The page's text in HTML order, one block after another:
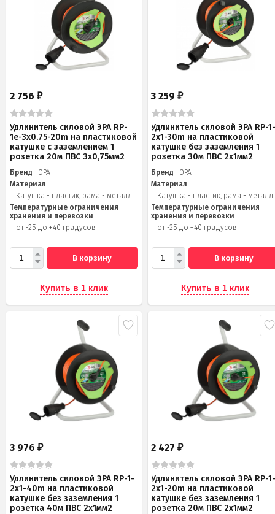
2 756 ₽
Удлинитель силовой ЭРА RP-
1e-3х0.75-20m на пластиковой
катушке c заземлением 1
розетка 20м ПВС 3х0,75мм2
Бренд
ЭРА
Материал
Катушка - пластик, рама - металл
Температурные ограничения
хранения и перевозки
от -25 до +40 градусов
В корзину
Купить в 1 клик
3 259₽
Удлинитель силовой ЭРА RP-
2x1-30m на пластиковой
катушке без заземления 1
розетка 30м ПВС 2x1мм2
Бренд
ЭРА
Материал
Катушка - пластик, рама - металл
Температурные ограничения
хранения и перевозки
от -25 до +40 градусов
В корзину
Купить в 1 клик
3 976 ₽
Удлинитель силовой ЭРА RP-1-
2x1-40m на пластиковой
катушке без заземления 1
розетка 40м ПВС 2x1мм2
2 427₽
Удлинитель силовой ЭРА RP-
2x1-20m на пластиковой
катушке без заземления 1
розетка 20м ПВС 2х1мм2